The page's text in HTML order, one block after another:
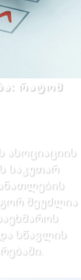
რატომ
ასოციაციის
საკუთარ
შეუძლია
სწავლის